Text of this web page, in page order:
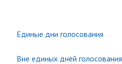
Единые дни голосования
Вне единых дней голосования